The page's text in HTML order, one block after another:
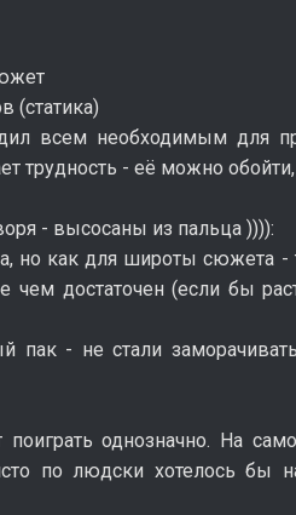
(статика)
всем необходимым для
трудность - её можно
- высосаны из пальца )))):
но как для широты сюжета
чем достаточен (если бы
- не стали
однозначно. На
по людски хотелось бы